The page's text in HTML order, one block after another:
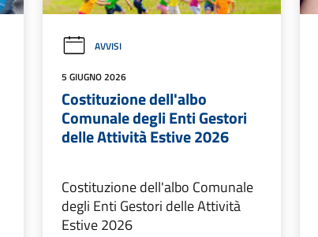
AVVISI
5 GIUGNO 2026
Costituzione dell'albo
Comunale degli Enti Gestori
delle Attività Estive 2026
Costituzione dell'albo Comunale
degli Enti Gestori delle Attività
Estive 2026